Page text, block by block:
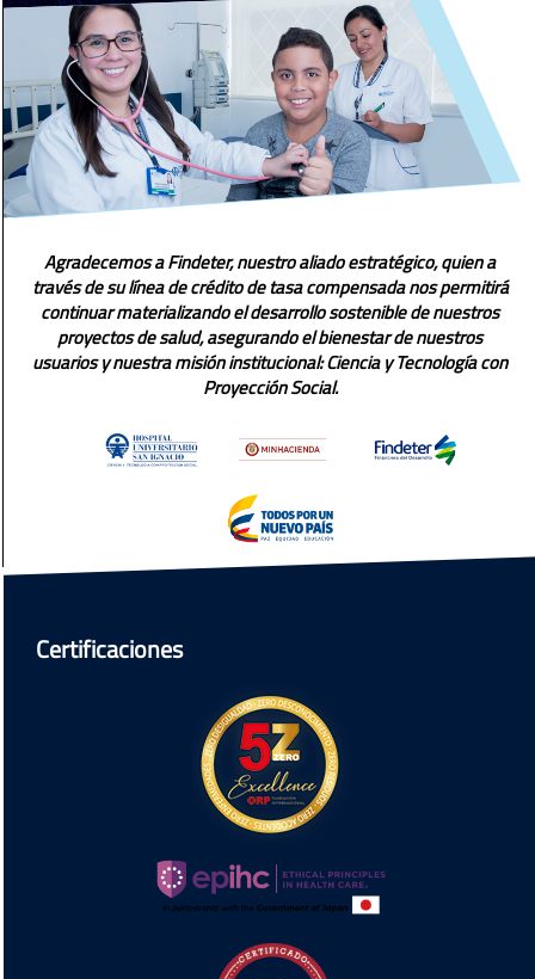
Agradecemos a Findeter, nuestro aliado estratégico, quien a
través de su línea de crédito de tasa compensada nos permitirá
continuar materializando el desarrollo sostenible de nuestros
proyectos de salud, asegurando el bienestar de nuestros
usuarios y nuestra misión institucional: Ciencia y Tecnología con
Proyección Social.
Certificaciones